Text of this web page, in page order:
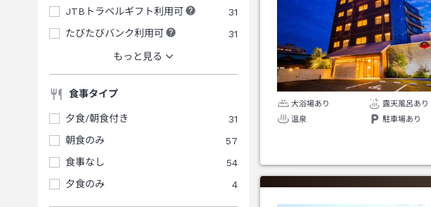
JTBトラベルギフト利用可
31
たびたびバンク利用可
31
もっと見る
食事タイプ
夕食/朝食付き
31
朝食のみ
57
食事なし
54
夕食のみ
4
大浴場あり
露天風呂あり
温泉
駐車場あり